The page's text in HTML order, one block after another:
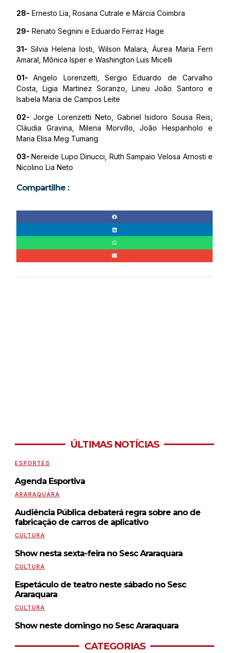
28- Ernesto Lia, Rosana Cutrale e Márcia Coimbra
29- Renato Segnini e Eduardo Ferraz Hage
31- Silvia Helena Iosti, Wilson Malara, Áurea Maria Ferri
Amaral, Mônica Isper e Washington Luis Micelli
01-Angelo Lorenzetti, Sergio Eduardo de Carvalho
Costa, Ligia Martinez Soranzo, Lineu João Santoro e
Isabela Maria de Campos Leite
02- Jorge Lorenzetti Neto, Gabriel Isidoro Sousa Reis,
Cláudia Gravina, Milena Morvillo, João Hespanholo e
Maria Elisa Meg Tumang
03-Nereide Lupo Dinucci, Ruth Sampaio Velosa Arnosti e
Nicolino Lia Neto
Compartilhe :
ÚLTIMAS NOTÍCIAS
ESPORTES
Agenda Esportiva
ARARAQUARA
Audiência Pública debaterá regra sobre ano de
fabricação de carros de aplicativo
CULTURA
Show nesta sexta-feira no Sesc Araraquara
CULTURA
Espetáculo de teatro neste sábado no Sesc
Araraquara
CULTURA
Show neste domingo no Sesc Araraquara
CATEGORIAS